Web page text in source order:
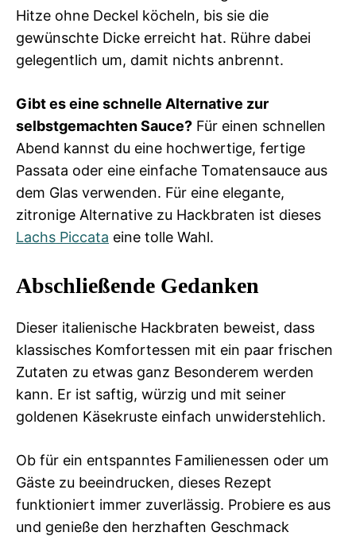
Hitze ohne Deckel köcheln, bis sie die
gewünschte Dicke erreicht hat. Rühre dabei
gelegentlich um, damit nichts anbrennt.
Gibt es eine schnelle Alternative zur
selbstgemachten Sauce? Für einen schnellen
Abend kannst du eine hochwertige, fertige
Passata oder eine einfache Tomatensauce aus
dem Glas verwenden. Für eine elegante,
zitronige Alternative zu Hackbraten ist dieses
Lachs Piccata eine tolle Wahl.
Abschließende Gedanken
Dieser italienische Hackbraten beweist, dass
klassisches Komfortessen mit ein paar frischen
Zutaten zu etwas ganz Besonderem werden
kann. Er ist saftig, würzig und mit seiner
goldenen Käsekruste einfach unwiderstehlich.
Ob für ein entspanntes Familienessen oder um
Gäste zu beeindrucken, dieses Rezept
funktioniert immer zuverlässig. Probiere es aus
und genieße den herzhaften Geschmack